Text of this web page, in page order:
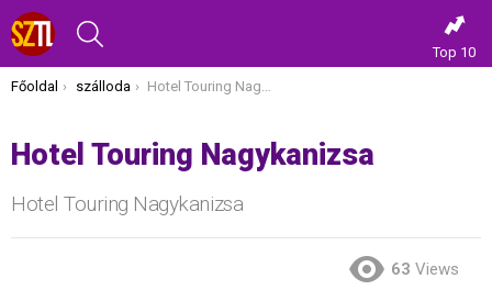
Top 10
Itt vagy most:
Főoldal szálloda Hotel Touring Nagykanizsa
Hotel Touring Nagykanizsa
Hotel Touring Nagykanizsa
63 Views